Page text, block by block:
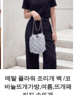
메탈 플라워 조리개 백 /코
바늘뜨개가방,여름,뜨개패